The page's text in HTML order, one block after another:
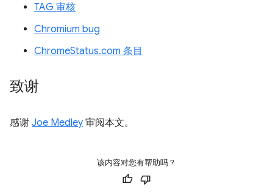
TAG 审核
Chromium bug
ChromeStatus.com 条目
致谢
感谢 Joe Medley 审阅本文。
该内容对您有帮助吗？